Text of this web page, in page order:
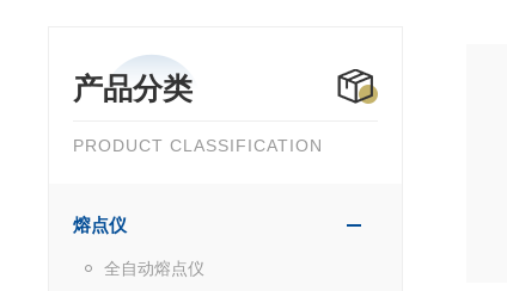
产品分类
PRODUCT CLASSIFICATION
熔点仪
全自动熔点仪